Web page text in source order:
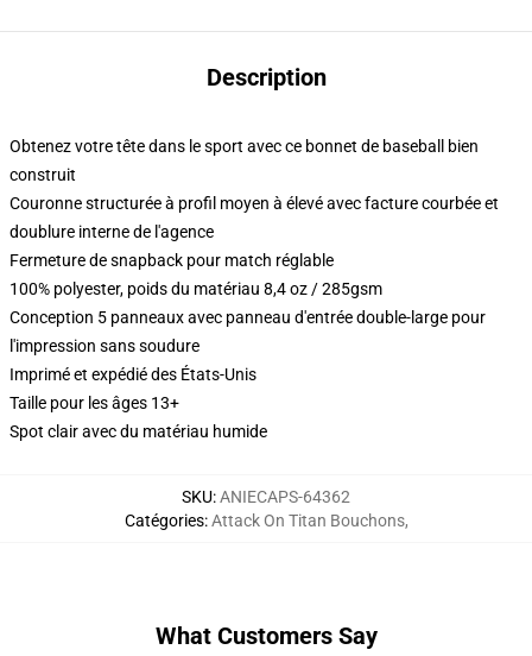
Description
Obtenez votre tête dans le sport avec ce bonnet de baseball bien
construit
Couronne structurée à profil moyen à élevé avec facture courbée et
doublure interne de l'agence
Fermeture de snapback pour match réglable
100% polyester, poids du matériau 8,4 oz / 285gsm
Conception 5 panneaux avec panneau d'entrée double-large pour
l'impression sans soudure
Imprimé et expédié des États-Unis
Taille pour les âges 13+
Spot clair avec du matériau humide
SKU:ANIECAPS-64362
Catégories:Attack On Titan Bouchons,
What Customers Say